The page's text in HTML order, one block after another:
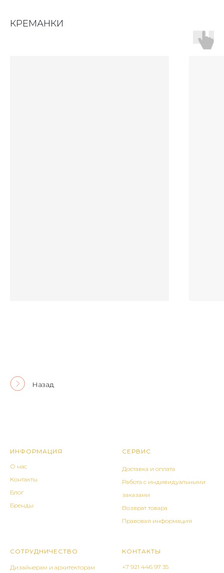
КРЕМАНКИ
Назад
ИНФОРМАЦИЯ
О нас
Контакты
Блог
Бренды
СЕРВИС
Доставка и оплата
Работа с индивидуальными
заказами
Возврат товара
Правовая информация
СОТРУДНИЧЕСТВО
Дизайнерам и архитекторам
КОНТАКТЫ
+7 921 446 97 35